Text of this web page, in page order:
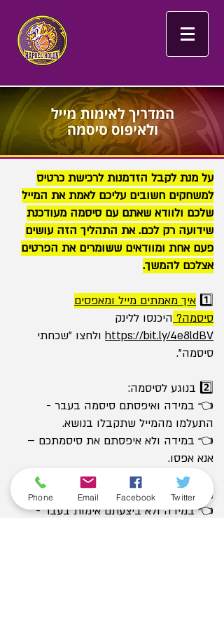
על מנת לקבל הזדמנות לרכישת כרטיס
למשחקים חשובים עליכם לאמת את המייל
שלכם ולוודא שאתם עם סיסמה מעודכנת
שידועה רק לכם. את התהליך הזה עושים
פעם אחת ומוודאים ששומרים את הפרטים
אצלכם להמשך.
1️⃣ איך מאמתים מייל ומאפסים
סיסמה? היכנסו ללינק
https://bit.ly/4e8ldBV ולחצו "שכחתי
סיסמה".
2️⃣ בנוגע לסיסמה:
👈 במידה ואיפסתם סיסמה בעבר -
התעלמו מהמייל שתקבלו בנושא.
👈 במידה ולא איפסתם את סיסמתכם –
אנא אפסו.
3️⃣ בנוגע לאימות מייל:
👈 במידה ולא ביצעתם אימות בעבר -
Phone Email Facebook Twitter